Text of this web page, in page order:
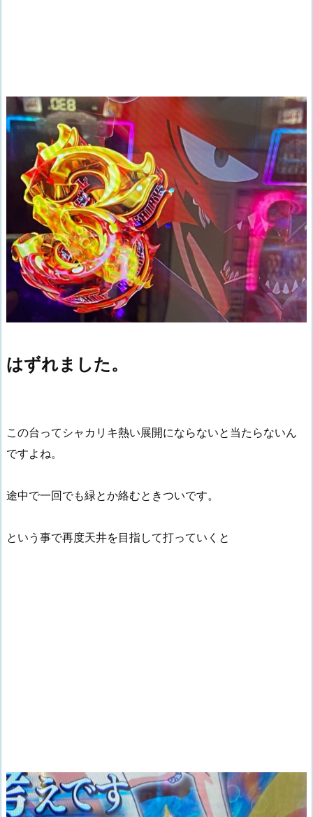
はずれました。
この台ってシャカリキ熱い展開にならないと当たらないん
ですよね。
途中で一回でも緑とか絡むときついです。
という事で再度天井を目指して打っていくと